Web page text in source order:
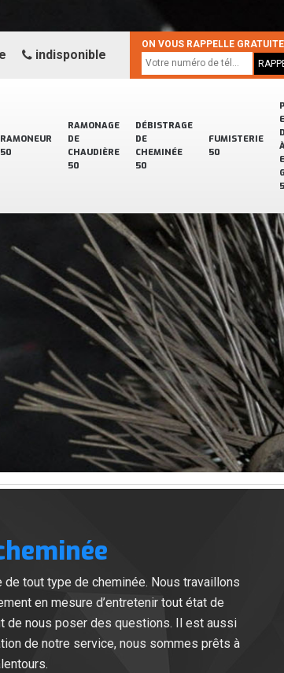
RAMONEUR
50
RAMONAGE
DE
CHAUDIÈRE
50
DÉBISTRAGE
DE
CHEMINÉE
50
FUMISTERIE
50
indisponible
ON VOUS RAPPELLE
tout type de cheminée. Nous travaillons
en mesure d’entretenir tout état de
de nous poser des questions. Il est aussi
de notre service, nous sommes prêts à